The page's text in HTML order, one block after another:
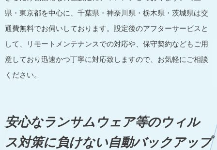
県・東京都を中心に、千葉県・神奈川県・栃木県・茨城県は交
通費無料でお伺いしております。設定後のアフターサービスと
して、リモートメンテナンスでの対応や、保守契約などもご用
意しており迅速かつ丁寧に対応致しますので、お気軽にご相談
ください。
安心なランサムウェア等のウィル
ス対策に負けない自動バックアップ